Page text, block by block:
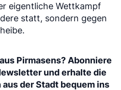
eigentliche Wettkampf
statt, sondern gegen
Pirmasens? Abonniere
und erhalte die
der Stadt bequem ins